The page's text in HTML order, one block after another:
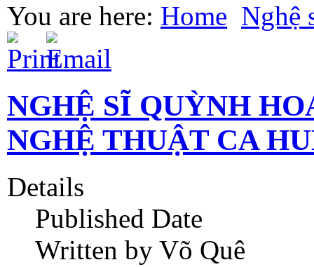
You are here: Home Nghệ
NGHỆ SĨ QUỲNH
NGHỆ THUẬT CA
Details
Published Date
Written by Võ Quê